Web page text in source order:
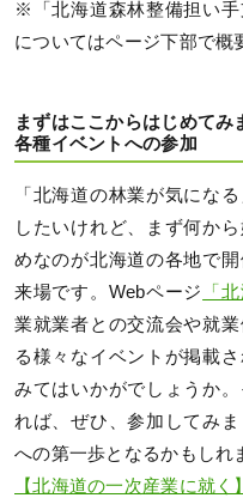
※「北海道森林整備担い手
についてはページ下部で概
まずはここからはじめてみ
各種イベントへの参加
「北海道の林業が気にな
したいけれど、まず何か
めなのが北海道の各地で
来場です。Webページ
「
業就業者との交流会や就
る様々なイベントが掲載
みてはいかがでしょうか
れば、ぜひ、参加してみ
への第一歩となるかもしれ
【北海道の一次産業に就く】